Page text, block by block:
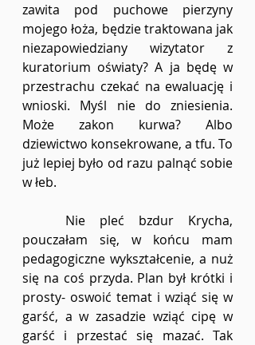
zawita pod puchowe pierzyny
mojego łoża, będzie traktowana jak
niezapowiedziany wizytator z
kuratorium oświaty? A ja będę w
przestrachu czekać na ewaluację i
wnioski. Myśl nie do zniesienia.
Może zakon kurwa? Albo
dziewictwo konsekrowane, a tfu. To
już lepiej było od razu palnąć sobie
w łeb.
pouczałam się, w końcu mam
pedagogiczne wykształcenie, a nuż
się na coś przyda. Plan był krótki i
prosty- oswoić temat i wziąć się w
garść, a w zasadzie wziąć cipę w
garść i przestać się mazać. Tak